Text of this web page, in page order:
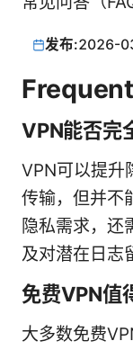
发布:2026-
VPN能否完
VPN可以提升
传输，但并不
隐私需求，还
及对潜在日志
免费VPN值
大多数免费